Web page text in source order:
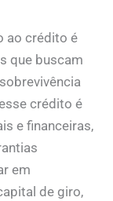
ao crédito é
que buscam
crédito é
e financeiras,
em
de giro,